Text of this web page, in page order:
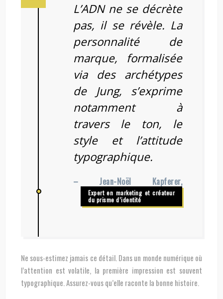
L’ADN ne se décrète
pas, il se révèle. La
personnalité de
marque, formalisée
via des archétypes
de Jung, s’exprime
notamment à
travers le ton, le
style et l’attitude
typographique.
– Jean-Noël Kapferer,
Expert en marketing et créateur
du prisme d’identité
Ne sous-estimez jamais ce détail. Dans un monde numérique où
l’attention est volatile, la première impression est souvent
typographique. Assurez-vous qu’elle raconte la bonne histoire.